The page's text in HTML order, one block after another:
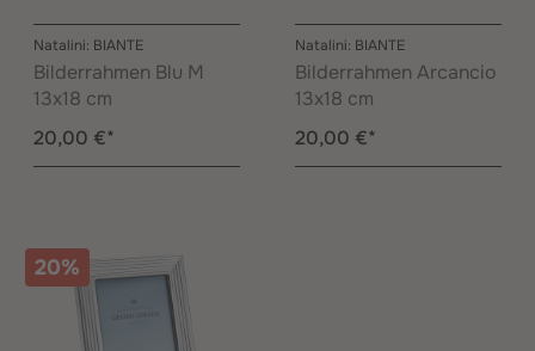
Natalini: BIANTE
Bilderrahmen Blu M
13x18 cm
20,00 €*
Natalini: BIANTE
Bilderrahmen Arcancio
13x18 cm
20,00 €*
20%